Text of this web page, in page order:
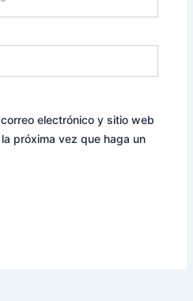
electrónico y sitio web
próxima vez que haga un